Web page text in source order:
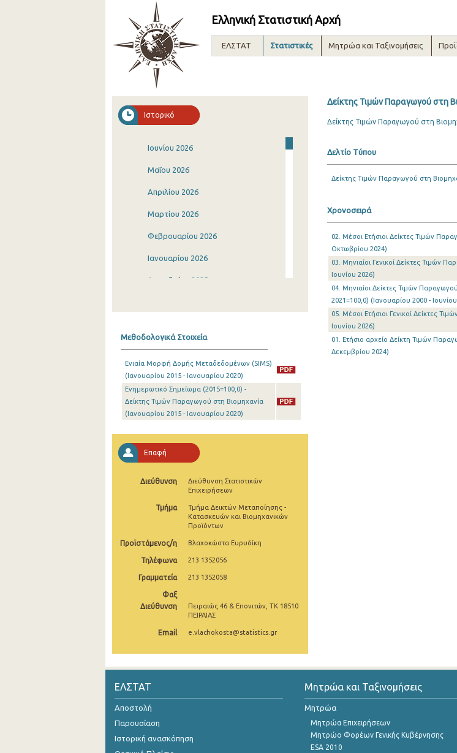
Ελληνική Στατιστική Αρχή
ΕΛΣΤΑΤ Στατιστικές Μητρώα και Ταξινομήσεις
Ιστορικό
Ιουνίου 2026
Μαΐου 2026
Απριλίου 2026
Μαρτίου 2026
Φεβρουαρίου 2026
Ιανουαρίου 2026
Δεκεμβρίου 2025
Αυγούστου 2025
Ιουλίου 2025
Ιουνίου 2025
Μαΐου 2025
Απριλίου 2025
Μαρτίου 2025
Ιανουαρίου 2025
Δεκεμβρίου 2024
Νοεμβρίου 2024
Οκτωβρίου 2024
Σεπτεμβρίου 2024
Αυγούστου 2024
Ιουλίου 2024
Μαΐου 2024
Απριλίου 2024
Μαρτίου 2024
Μεθοδολογικά Στοιχεία
Ενιαία Μορφή Δομής Μεταδεδομένων (SIMS)
(Ιανουαρίου 2015 - Ιανουαρίου 2020)
Ενημερωτικό Σημείωμα (2015=100,0) -
Δείκτης Τιμών Παραγωγού στη Βιομηχανία
(Ιανουαρίου 2015 - Ιανουαρίου 2020)
Επαφή
Διεύθυνση
Διεύθυνση Στατιστικών
Επιχειρήσεων
Τμήμα
Τμήμα Δεικτών Μεταποίησης -
Κατασκευών και Βιομηχανικών
Προϊόντων
Προϊστάμενος/η Βλαχοκώστα Ευρυδίκη
Τηλέφωνα 213 1352056
Γραμματεία 213 1352058
Φαξ
Διεύθυνση
Πειραιώς 46 & Επονιτών, ΤΚ 18510
ΠΕΙΡΑΙΑΣ
Email e.vlachokosta@statistics.gr
Δείκτης Τιμών Παραγωγού στη
Δείκτης Τιμών Παραγωγού στη
Δελτίο Τύπου
Δείκτης Τιμών Παραγωγού στη
Χρονοσειρά
02. Μέσοι Ετήσιοι Δείκτες Τιμών
Οκτωβρίου 2024)
03. Μηνιαίοι Γενικοί Δείκτες Τιμών
Ιουνίου 2026)
04. Μηνιαίοι Δείκτες Τιμών
2021=100,0) (Ιανουαρίου 2000 -
05. Μέσοι Ετήσιοι Γενικοί Δείκτες
Ιουνίου 2026)
01. Ετήσιο αρχείο Δείκτη Τιμών
Δεκεμβρίου 2024)
ΕΛΣΤΑΤ
Αποστολή
Παρουσίαση
Ιστορική ανασκόπηση
Μητρώα και Ταξινομήσεις
Μητρώα
Μητρώα Επιχειρήσεων
Μητρώο Φορέων Γενικής Κυβέρνησης
ESA 2010